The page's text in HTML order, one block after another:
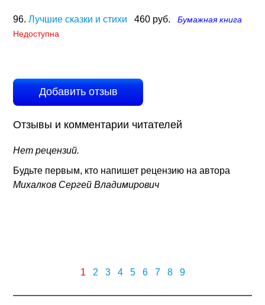
96. Лучшие сказки и стихи 460 руб.
Бумажная книга
Недоступна
Добавить отзыв
Отзывы и комментарии читателей
Нет рецензий.
Будьте первым, кто напишет рецензию на автора
Михалков Сергей Владимирович
1 2 3 4 5 6 7 8 9